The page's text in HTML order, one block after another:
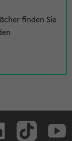
finden Sie